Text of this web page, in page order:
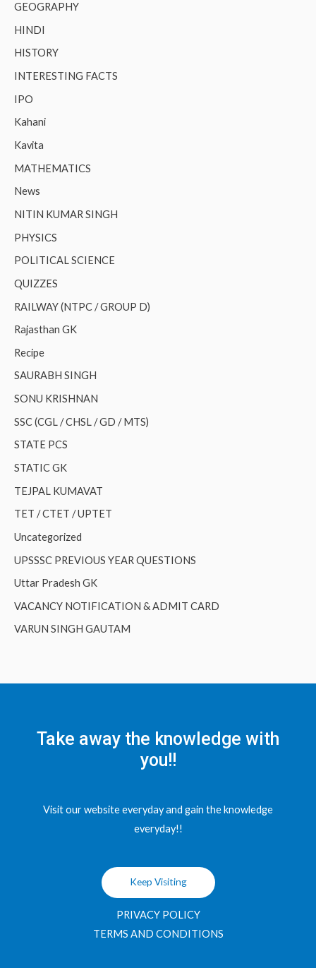
GEOGRAPHY
HINDI
HISTORY
INTERESTING FACTS
IPO
Kahani
Kavita
MATHEMATICS
News
NITIN KUMAR SINGH
PHYSICS
POLITICAL SCIENCE
QUIZZES
RAILWAY (NTPC / GROUP D)
Rajasthan GK
Recipe
SAURABH SINGH
SONU KRISHNAN
SSC (CGL / CHSL / GD / MTS)
STATE PCS
STATIC GK
TEJPAL KUMAVAT
TET / CTET / UPTET
Uncategorized
UPSSSC PREVIOUS YEAR QUESTIONS
Uttar Pradesh GK
VACANCY NOTIFICATION & ADMIT CARD
VARUN SINGH GAUTAM
Take away the knowledge with
you!!
Visit our website everyday and gain the knowledge
everyday!!
Keep Visiting
PRIVACY POLICY
TERMS AND CONDITIONS